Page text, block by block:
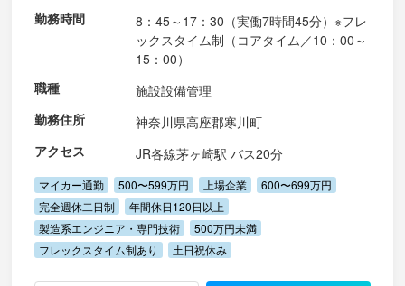
勤務時間
8：45～17：30（実働7時間45分）※フレ
ックスタイム制（コアタイム／10：00～
15：00）
職種
施設設備管理
勤務住所
神奈川県高座郡寒川町
アクセス
JR各線茅ヶ崎駅 バス20分
マイカー通勤 500〜599万円 上場企業
600〜699万円
完全週休二日制
年間休日120日以上
製造系エンジニア・専門技術
500万円未満
フレックスタイム制あり
土日祝休み